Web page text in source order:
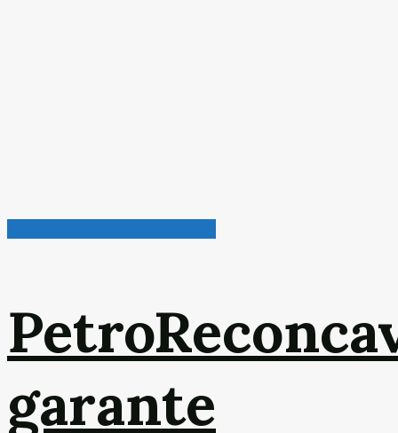
garante